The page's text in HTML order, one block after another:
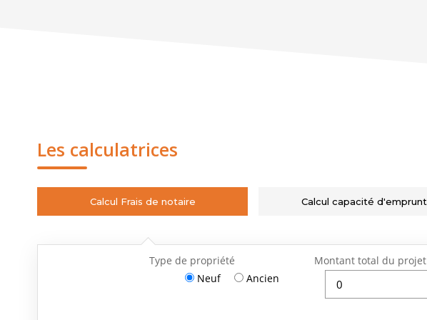
Les calculatrices
Calcul Frais de notaire Calcul capacité d'emprunt